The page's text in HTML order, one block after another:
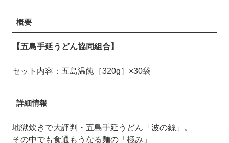
概要
【五島手延うどん協同組合】
セット内容：五島温飩［320g］×30袋
詳細情報
地獄炊きで大評判・五島手延うどん「波の絲」。
その中でも食通もうなる麺の「極み」